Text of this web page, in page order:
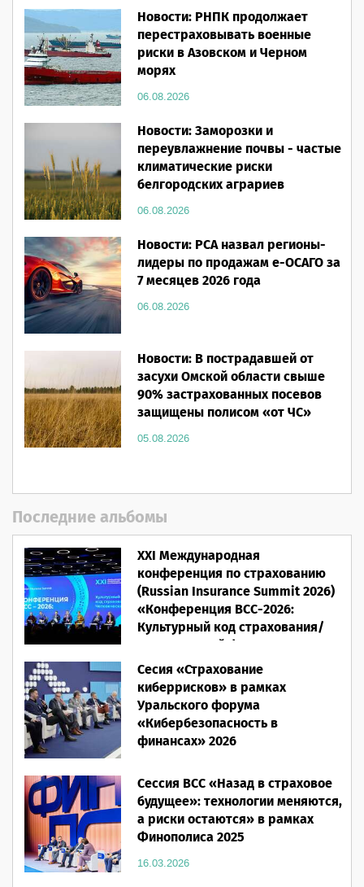
Новости: РНПК продолжает
перестраховывать военные
риски в Азовском и Черном
морях
06.08.2026
Новости: Заморозки и
переувлажнение почвы - частые
климатические риски
белгородских аграриев
06.08.2026
Новости: РСА назвал регионы-
лидеры по продажам е-ОСАГО за
7 месяцев 2026 года
06.08.2026
Новости: В пострадавшей от
засухи Омской области свыше
90% застрахованных посевов
защищены полисом «от ЧС»
05.08.2026
Последние альбомы
XXI Международная
конференция по страхованию
(Russian Insurance Summit 2026)
«Конференция ВСС-2026:
Культурный код страхования/
Человеческий фактор»
28.05.2026
Сесия «Страхование
киберрисков» в рамках
Уральского форума
«Кибербезопасность в
финансах» 2026
Сессия ВСС «Назад в страховое
будущее»: технологии меняются,
а риски остаются» в рамках
Финополиса 2025
16.03.2026